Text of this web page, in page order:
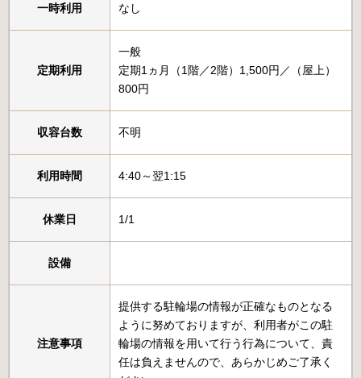
一時利用 なし
定期利用
一般
定期1ヵ月（1階／2階）1,500円／（屋上）
800円
収容台数 不明
利用時間 4:40～翌1:15
休業日 1/1
設備
注意事項
提供する駐輪場の情報が正確なものとなる
ように努めておりますが、利用者がこの駐
輪場の情報を用いて行う行為について、責
任は負えませんので、あらかじめご了承く